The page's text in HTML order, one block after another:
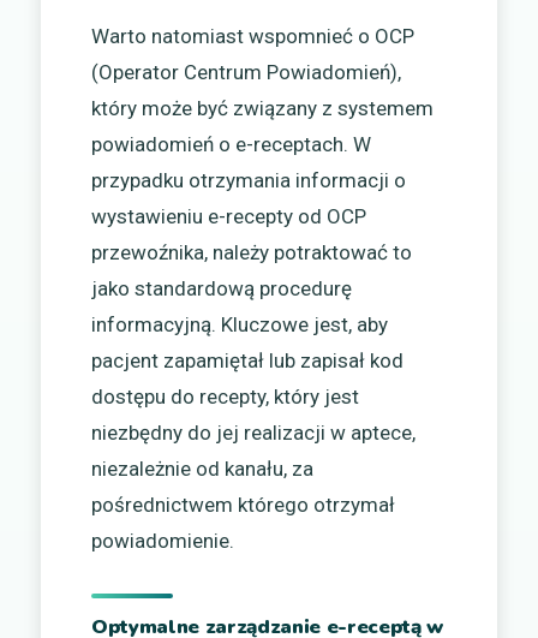
Warto natomiast wspomnieć o OCP
(Operator Centrum Powiadomień),
który może być związany z systemem
powiadomień o e-receptach. W
przypadku otrzymania informacji o
wystawieniu e-recepty od OCP
przewoźnika, należy potraktować to
jako standardową procedurę
informacyjną. Kluczowe jest, aby
pacjent zapamiętał lub zapisał kod
dostępu do recepty, który jest
niezbędny do jej realizacji w aptece,
niezależnie od kanału, za
pośrednictwem którego otrzymał
powiadomienie.
Optymalne zarządzanie e-receptą w